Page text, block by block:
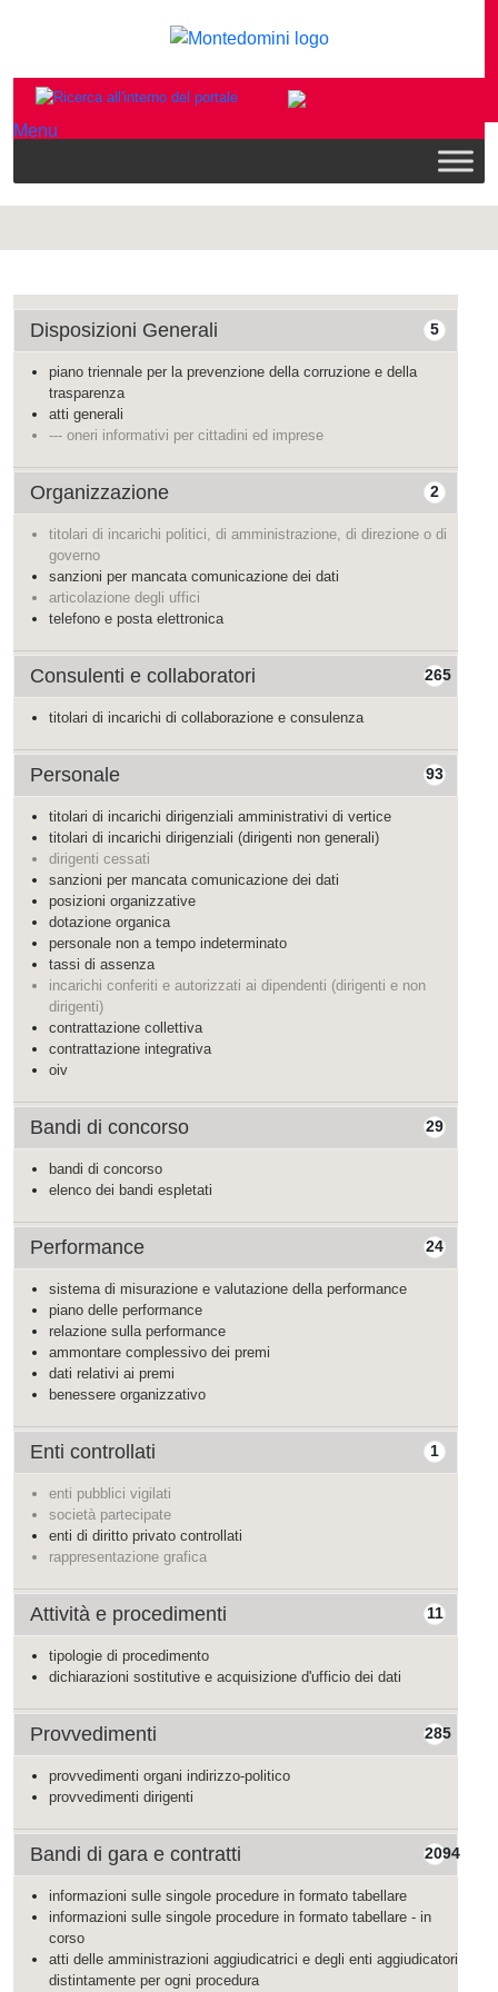
Menu
5
Disposizioni Generali
piano triennale per la prevenzione della corruzione e della
trasparenza
atti generali
--- oneri informativi per cittadini ed imprese
2
Organizzazione
titolari di incarichi politici, di amministrazione, di direzione o di
governo
sanzioni per mancata comunicazione dei dati
articolazione degli uffici
telefono e posta elettronica
265
Consulenti e collaboratori
titolari di incarichi di collaborazione e consulenza
93
Personale
titolari di incarichi dirigenziali amministrativi di vertice
titolari di incarichi dirigenziali (dirigenti non generali)
dirigenti cessati
sanzioni per mancata comunicazione dei dati
posizioni organizzative
dotazione organica
personale non a tempo indeterminato
tassi di assenza
incarichi conferiti e autorizzati ai dipendenti (dirigenti e non
dirigenti)
contrattazione collettiva
contrattazione integrativa
oiv
29
Bandi di concorso
bandi di concorso
elenco dei bandi espletati
24
Performance
sistema di misurazione e valutazione della performance
piano delle performance
relazione sulla performance
ammontare complessivo dei premi
dati relativi ai premi
benessere organizzativo
1
Enti controllati
enti pubblici vigilati
società partecipate
enti di diritto privato controllati
rappresentazione grafica
11
Attività e procedimenti
tipologie di procedimento
dichiarazioni sostitutive e acquisizione d'ufficio dei dati
285
Provvedimenti
provvedimenti organi indirizzo-politico
provvedimenti dirigenti
2094
Bandi di gara e contratti
informazioni sulle singole procedure in formato tabellare
informazioni sulle singole procedure in formato tabellare - in
corso
atti delle amministrazioni aggiudicatrici e degli enti aggiudicatori
distintamente per ogni procedura